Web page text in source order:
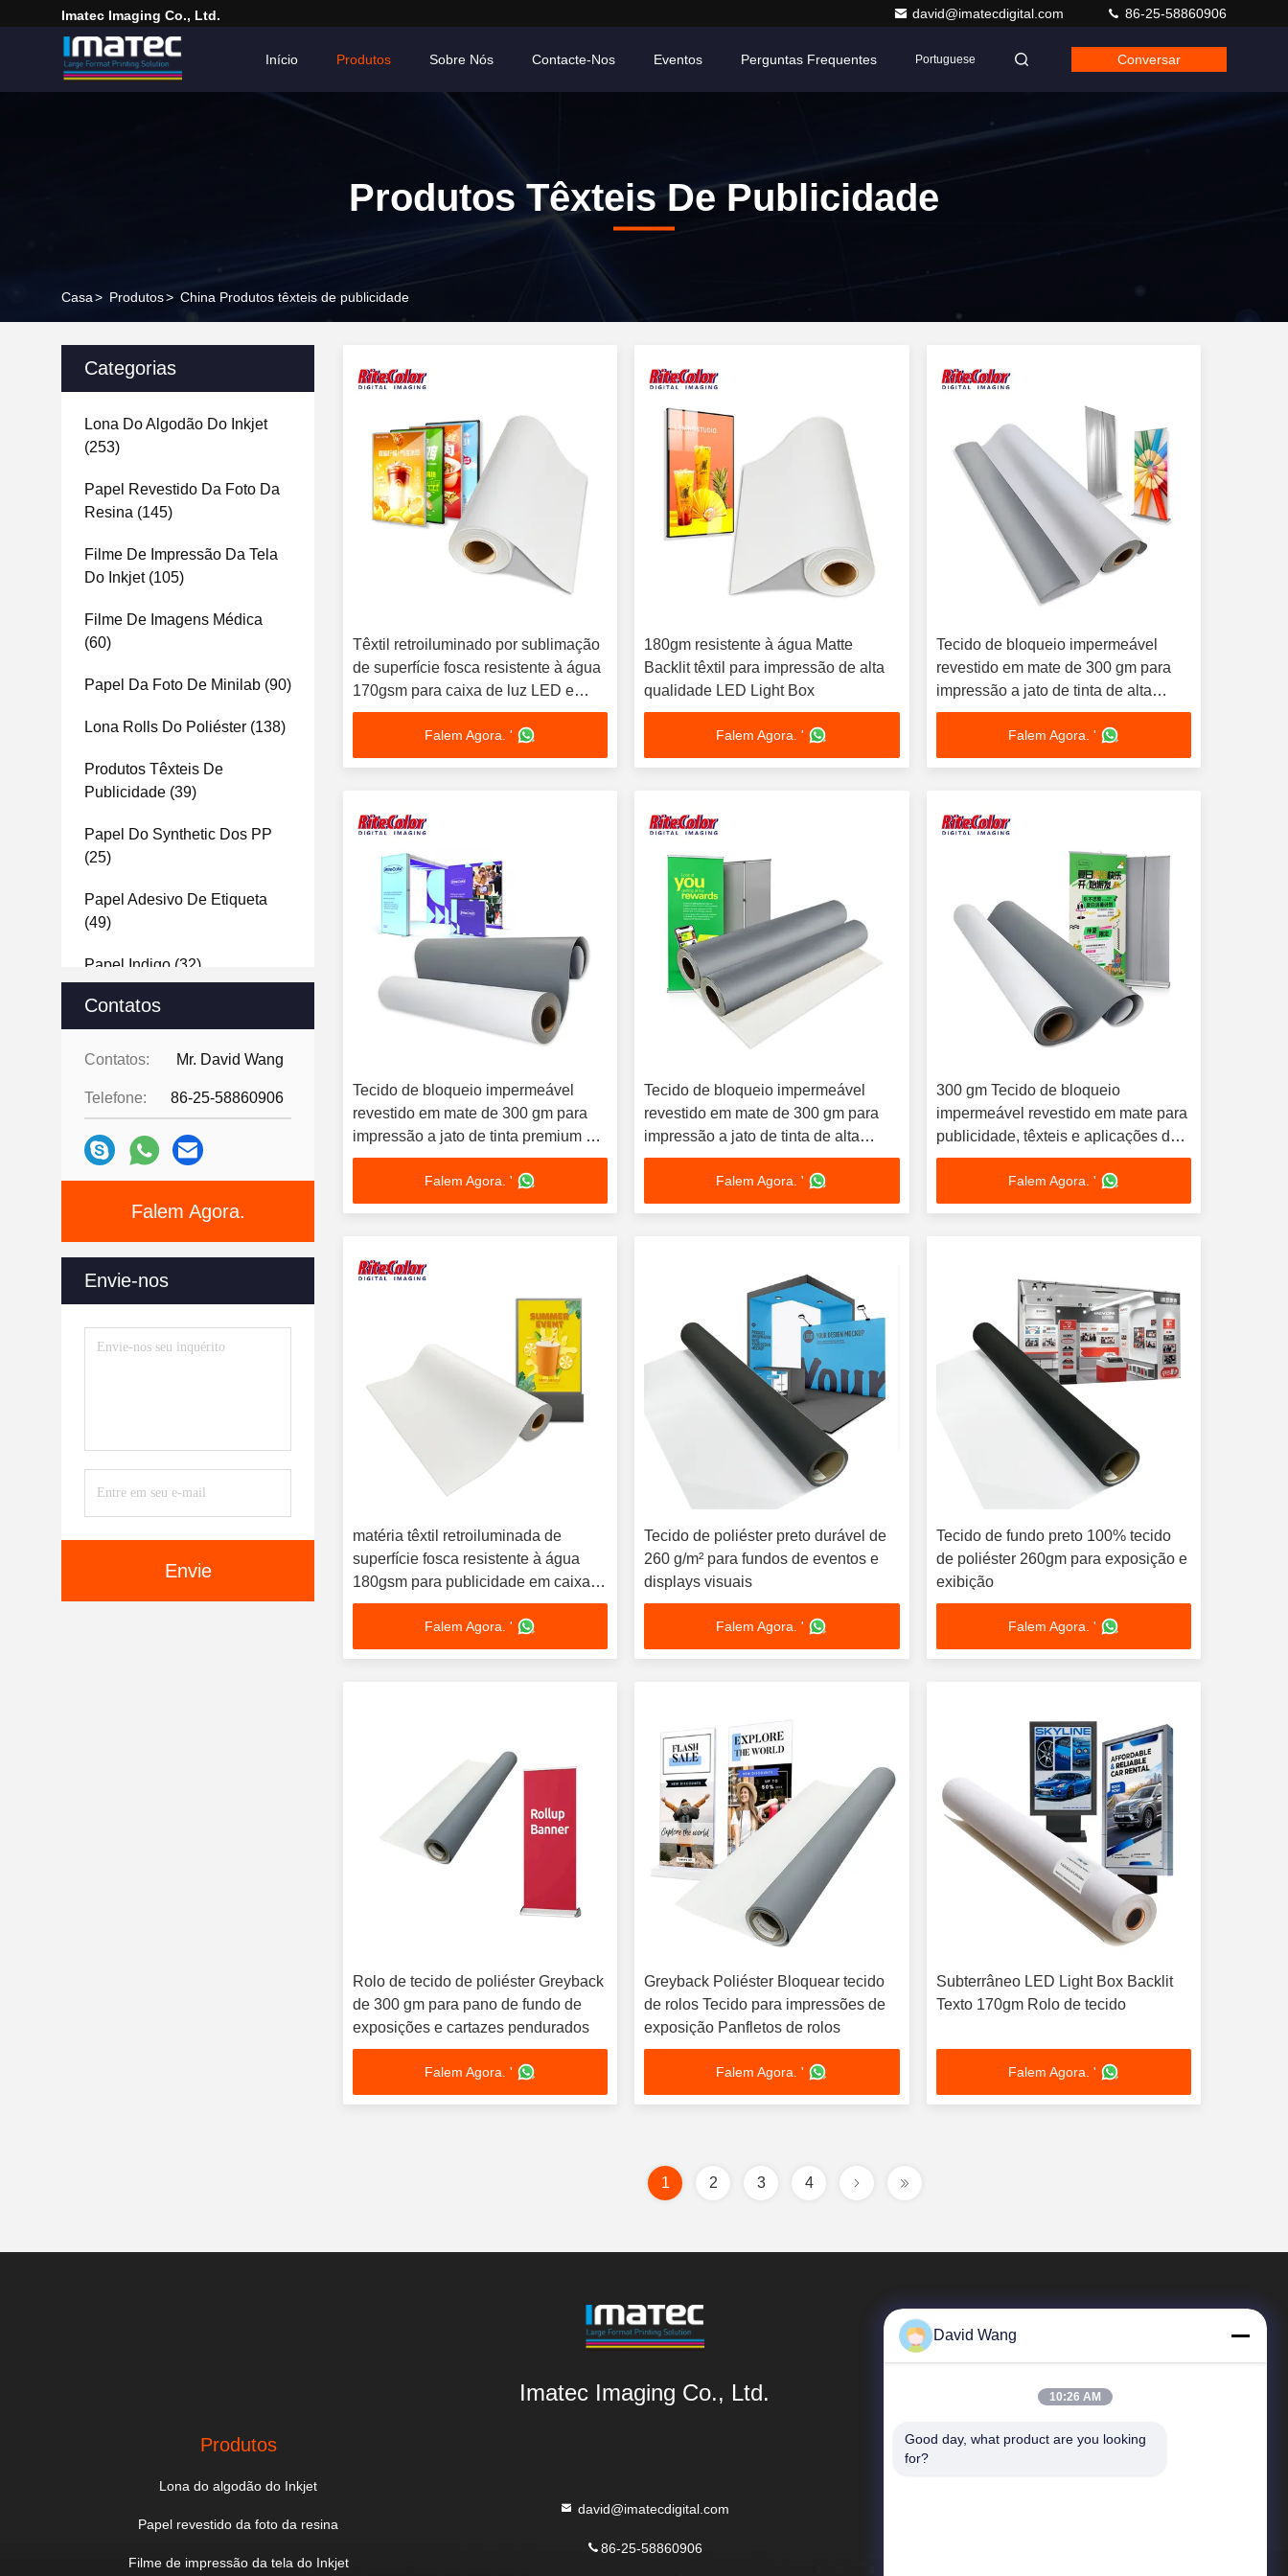
Imatec Imaging Co., Ltd. david@imatecdigital.com 86-25-58860906
Início Produtos Sobre Nós Contacte-Nos Eventos Perguntas Frequentes Portuguese Conversar
Produtos Têxteis De Publicidade
Casa> Produtos> China Produtos têxteis de publicidade
Categorias
Lona Do Algodão Do Inkjet
(253)
Papel Revestido Da Foto Da
Resina (145)
Filme De Impressão Da Tela
Do Inkjet(105)
Filme De Imagens Médica
(60)
Papel Da Foto De Minilab (90)
Lona Rolls Do Poliéster (138)
Produtos Têxteis De
Publicidade (39)
Papel Do Synthetic Dos PP
(25)
Papel Adesivo De Etiqueta
(49)
Papel Indigo (32)
Papel Revestido Da Foto Do
Molde(31)
Meios Do Látex(30)
Meios Do Solvente De Eco
(61)
Fontes Dos Meios Do Inkjet
(34)
Tintas Do Solvente Do Eco
Tinta De Impressora Da
Sublimação(8)
Contatos
Contatos: Mr. David Wang
Telefone: 86-25-58860906
Falem Agora.
Envie-nos
Envie
Têxtil retroiluminado por sublimação
de superfície fosca resistente à água
170gsm para caixa de luz LED e
impressão por sublimação
Falem Agora. '
180gm resistente à água Matte
Backlit têxtil para impressão de alta
qualidade LED Light Box
Falem Agora. '
Tecido de bloqueio impermeável
revestido em mate de 300 gm para
impressão a jato de tinta de alta
resolução e fundos de exposições
Falem Agora. '
Tecido de bloqueio impermeável
revestido em mate de 300 gm para
impressão a jato de tinta premium e
aplicações de exibição profissional
Falem Agora. '
Tecido de bloqueio impermeável
revestido em mate de 300 gm para
impressão a jato de tinta de alta
qualidade e ecrãs de exposição
Falem Agora. '
300 gm Tecido de bloqueio
impermeável revestido em mate para
publicidade, têxteis e aplicações de
fundo
Falem Agora. '
matéria têxtil retroiluminada de
superfície fosca resistente à água
180gsm para publicidade em caixa
leve LED
Falem Agora. '
Tecido de poliéster preto durável de
260 g/m² para fundos de eventos e
displays visuais
Falem Agora. '
Tecido de fundo preto 100% tecido
de poliéster 260gm para exposição e
exibição
Falem Agora. '
Rolo de tecido de poliéster Greyback
de 300 gm para pano de fundo de
exposições e cartazes pendurados
Falem Agora. '
Greyback Poliéster Bloquear tecido
de rolos Tecido para impressões de
exposição Panfletos de rolos
Falem Agora. '
Subterrâneo LED Light Box Backlit
Texto 170gm Rolo de tecido
Falem Agora. '
1 2 3 4
Imatec Imaging Co., Ltd.
Produtos
Lona do algodão do Inkjet
Papel revestido da foto da resina
Filme de impressão da tela do Inkjet
david@imatecdigital.com
86-25-58860906
Relações Rápidas
David Wang
10:26 AM
Good day, what product are you looking
for?